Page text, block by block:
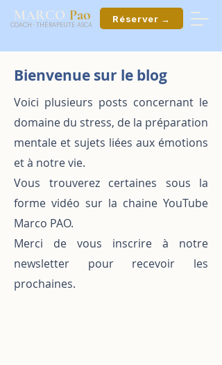
MARCO Pao
COACH ·THÉRAPEUTE ASCA
Réserver →
Bienvenue sur le blog
Voici plusieurs posts concernant le
domaine du stress, de la préparation
mentale et sujets liées aux émotions
et à notre vie.
Vous trouverez certaines sous la
forme vidéo sur la chaine YouTube
Marco PAO.
Merci de vous inscrire à notre
newsletter pour recevoir les
prochaines.